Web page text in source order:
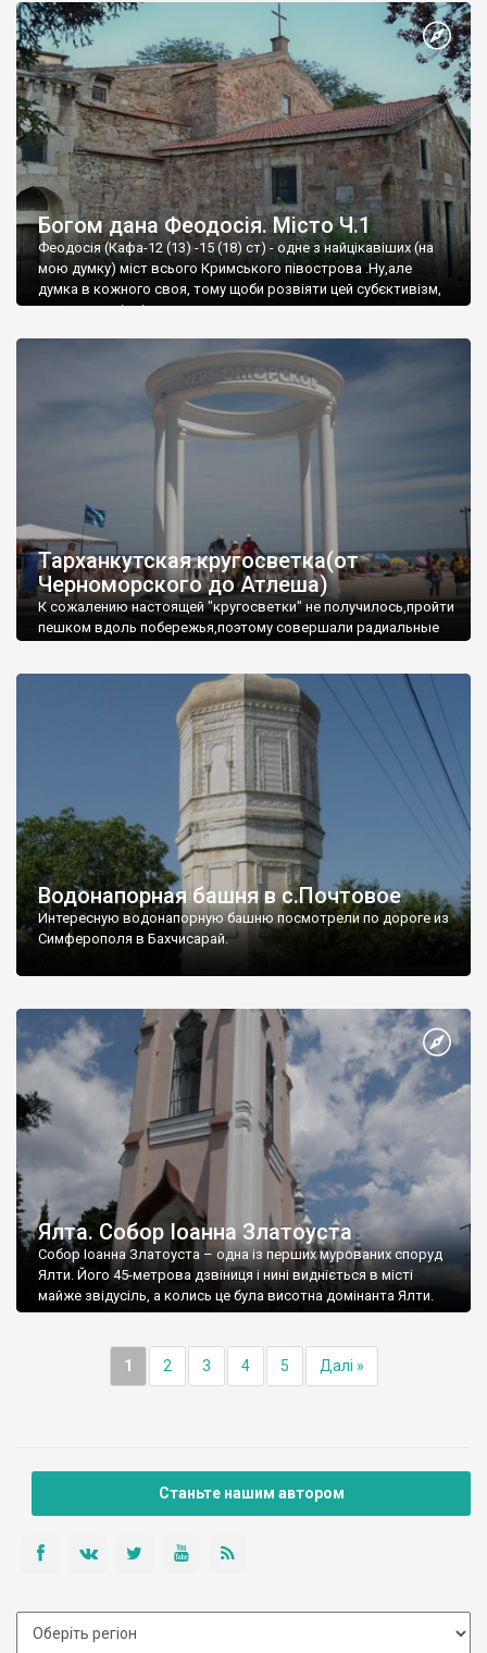
Богом дана Феодосія. Місто Ч.1
Феодосія (Кафа-12 (13) -15 (18) ст) - одне з найцікавіших (на
мою думку) міст всього Кримського півострова .Ну,але
думка в кожного своя, тому щоби розвіяти цей субєктивізм,
запрошую відвідати це
Тарханкутская кругосветка(от
Черноморского до Атлеша)
К сожалению настоящей "кругосветки" не получилось,пройти
пешком вдоль побережья,поэтому совершали радиальные
Водонапорная башня в с.Почтовое
Интересную водонапорную башню посмотрели по дороге из
Симферополя в Бахчисарай.
Ялта. Собор Іоанна Златоуста
Собор Іоанна Златоуста – одна із перших мурованих споруд
Ялти. Його 45-метрова дзвіниця і нині видніється в місті
майже звідусіль, а колись це була висотна домінанта Ялти.
1 2 3 4 5 Далі »
Станьте нашим автором